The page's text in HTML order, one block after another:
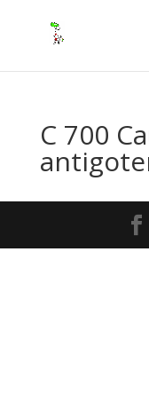
C 700